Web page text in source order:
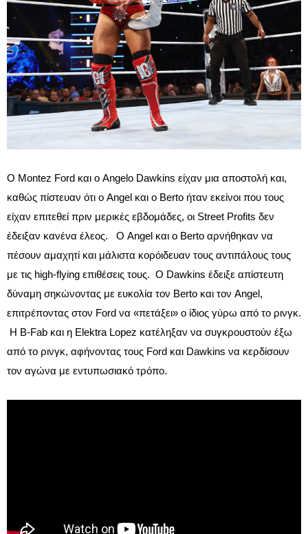
Ο Montez Ford και ο Angelo Dawkins είχαν μια αποστολή και,
καθώς πίστευαν ότι ο Angel και ο Berto ήταν εκείνοι που τους
είχαν επιτεθεί πριν μερικές εβδομάδες, οι Street Profits δεν
έδειξαν κανένα έλεος. Ο Angel και ο Berto αρνήθηκαν να
πέσουν αμαχητί και μάλιστα κορόιδευαν τους αντιπάλους τους
με τις high-flying επιθέσεις τους. Ο Dawkins έδειξε απίστευτη
δύναμη σηκώνοντας με ευκολία τον Berto και τον Angel,
επιτρέποντας στον Ford να «πετάξει» ο ίδιος γύρω από το ρινγκ.
Η B-Fab και η Elektra Lopez κατέληξαν να συγκρουστούν έξω
από το ρινγκ, αφήνοντας τους Ford και Dawkins να κερδίσουν
τον αγώνα με εντυπωσιακό τρόπο.